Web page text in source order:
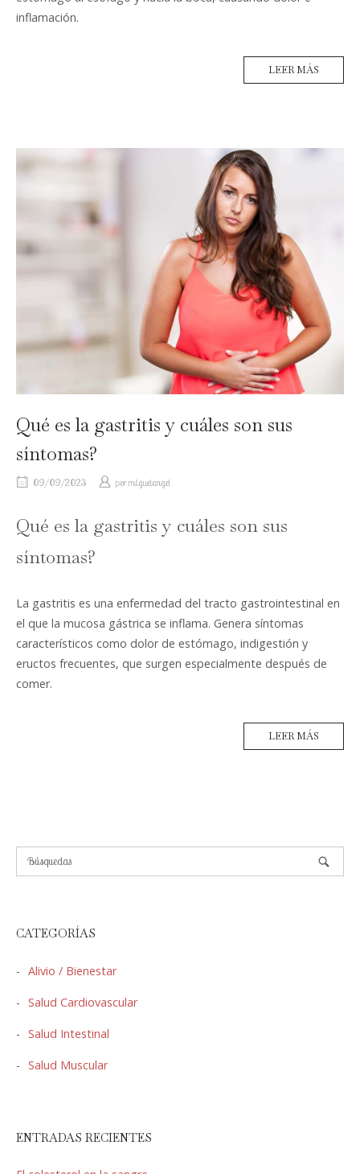
inflamación.
LEER MÁS
Qué es la gastritis y cuáles son sus
síntomas?
09/09/2023 por miguelangel
Qué es la gastritis y cuáles son sus
síntomas?
La gastritis es una enfermedad del tracto gastrointestinal en
el que la mucosa gástrica se inflama. Genera síntomas
característicos como dolor de estómago, indigestión y
eructos frecuentes, que surgen especialmente después de
comer.
LEER MÁS
CATEGORÍAS
Alivio / Bienestar
Salud Cardiovascular
Salud Intestinal
Salud Muscular
ENTRADAS RECIENTES